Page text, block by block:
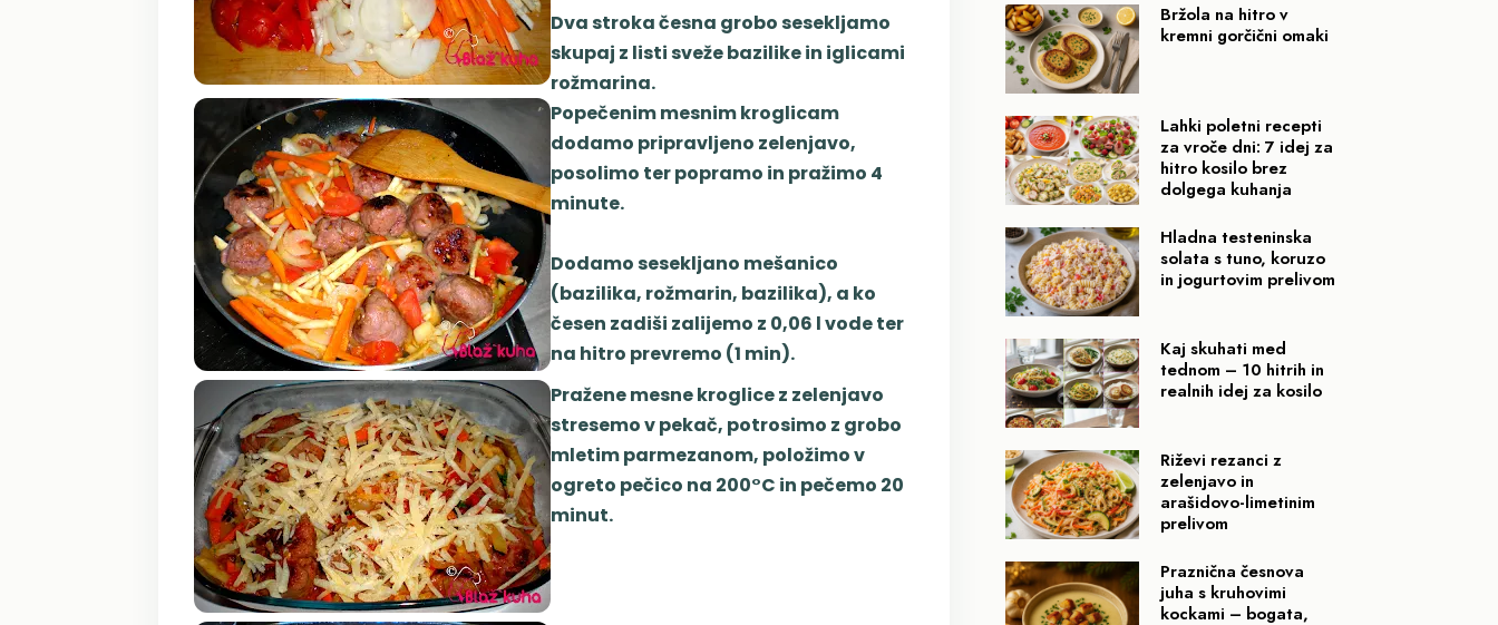
Dva stroka česna grobo sesekljamo
skupaj z listi sveže bazilike in iglicami
rožmarina.
Popečenim mesnim kroglicam
dodamo pripravljeno zelenjavo,
posolimo ter popramo in pražimo 4
minute.
Dodamo sesekljano mešanico
(bazilika, rožmarin, bazilika), a ko
česen zadiši zalijemo z 0,06 l vode ter
na hitro prevremo (1 min).
Pražene mesne kroglice z zelenjavo
stresemo v pekač, potrosimo z grobo
mletim parmezanom, položimo v
ogreto pečico na 200°C in pečemo 20
minut.
Bržola na hitro v
kremni gorčični omaki
Lahki poletni recepti
za vroče dni: 7 idej za
hitro kosilo brez
dolgega kuhanja
Hladna testeninska
solata s tuno, koruzo
in jogurtovim prelivom
Kaj skuhati med
tednom – 10 hitrih in
realnih idej za kosilo
Riževi rezanci z
zelenjavo in
arašidovo-limetinim
prelivom
Praznična česnova
juha s kruhovimi
kockami – bogata,